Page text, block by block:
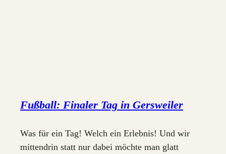
Fußball: Finaler Tag in Gersweiler
Was für ein Tag! Welch ein Erlebnis! Und wir
mittendrin statt nur dabei möchte man glatt